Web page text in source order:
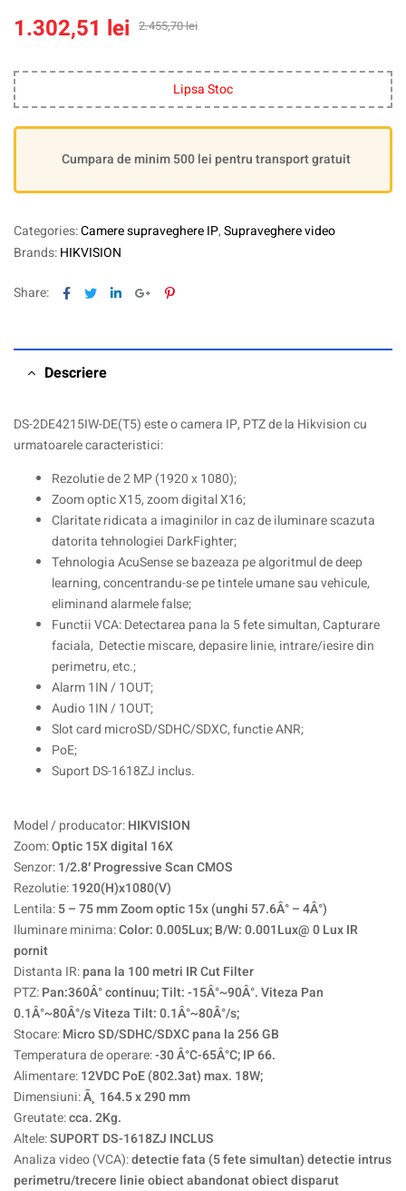
2.455,70lei
1.302,51 lei
Lipsa Stoc
Cumpara de minim 500 lei pentru transport gratuit
Categories:Camere supraveghere IP,Supraveghere video
Brands:HIKVISION
Share: Facebook
TwitterLinkedinGoogle+Pinterest
Descriere
DS-2DE4215IW-DE(T5) este o camera IP, PTZ de la Hikvision cu
urmatoarele caracteristici:
Rezolutie de 2 MP (1920 x 1080);
Zoom optic X15, zoom digital X16;
Claritate ridicata a imaginilor in caz de iluminare scazuta
datorita tehnologiei DarkFighter;
Tehnologia AcuSense se bazeaza pe algoritmul de deep
learning, concentrandu-se pe tintele umane sau vehicule,
eliminand alarmele false;
Functii VCA: Detectarea pana la 5 fete simultan, Capturare
faciala, Detectie miscare, depasire linie, intrare/iesire din
perimetru, etc.;
Alarm 1IN / 1OUT;
Audio 1IN / 1OUT;
Slot card microSD/SDHC/SDXC, functie ANR;
PoE;
Suport DS-1618ZJ inclus.
Model / producator:HIKVISION
Zoom:Optic 15X digital 16X
Senzor:1/2.8′ Progressive Scan CMOS
Rezolutie:1920(H)x1080(V)
Lentila:5 – 75 mm Zoom optic 15x (unghi 57.6Â° – 4Â°)
Iluminare minima:Color: 0.005Lux; B/W: 0.001Lux@ 0 Lux IR
pornit
Distanta IR:pana la 100 metri IR Cut Filter
PTZ:Pan:360Â° continuu; Tilt: -15Â°~90Â°. Viteza Pan
0.1Â°~80Â°/s Viteza Tilt: 0.1Â°~80Â°/s;
Stocare:Micro SD/SDHC/SDXC pana la 256 GB
Temperatura de operare:-30 Â°C-65Â°C; IP 66.
Alimentare:12VDC PoE (802.3at) max. 18W;
Dimensiuni:Ã¸ 164.5 x 290 mm
Greutate:cca. 2Kg.
Altele:SUPORT DS-1618ZJ INCLUS
Analiza video (VCA):detectie fata (5 fete simultan) detectie intrus
perimetru/trecere linie obiect abandonat obiect disparut